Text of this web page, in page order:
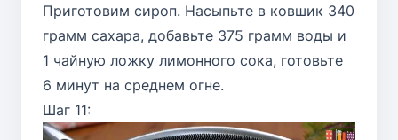
Приготовим сироп. Насыпьте в ковшик 340
грамм сахара, добавьте 375 грамм воды и
1 чайную ложку лимонного сока, готовьте
6 минут на среднем огне.
Шаг 11: